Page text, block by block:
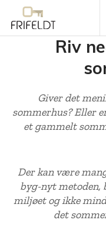
Riv
Giver det
sommerhus? Eller
et gammelt
Der kan være
byg-nyt metoden,
miljøet og ikke
det